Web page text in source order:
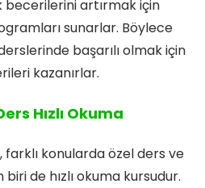
artırmak için
sunarlar. Böylece
başarılı olmak için
kazanırlar.
Hızlı Okuma
farklı konularda özel ders ve
de hızlı okuma kursudur.